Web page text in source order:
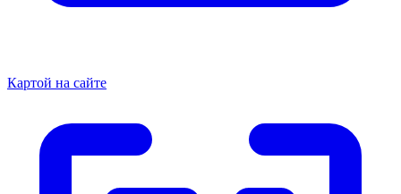
Картой на сайте